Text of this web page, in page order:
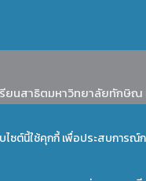
ยนสาธิตมหาวิทยาลัยทักษิณ
บไซต์นี้ใช้คุกกี้ เพื่อประสบการ